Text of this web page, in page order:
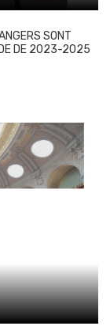
SONT
DE 2023-2025